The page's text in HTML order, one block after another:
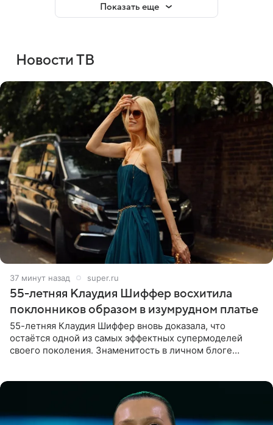
Показать еще
Новости ТВ
38 минут назад super.ru
55-летняя Клаудия Шиффер восхитила
поклонников образом в изумрудном платье
55-летняя Клаудия Шиффер вновь доказала, что
остаётся одной из самых эффектных супермоделей
своего поколения. Знаменитость в личном блоге